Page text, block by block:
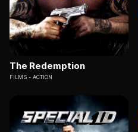
The Redemption
FILMS ACTION